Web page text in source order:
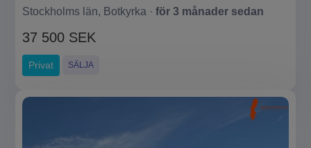
Stockholms län, Botkyrka · för 3 månader sedan
37 500 SEK
Privat SÄLJA